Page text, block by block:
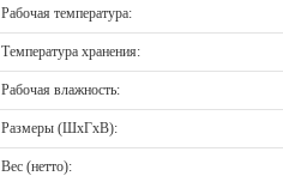
Рабочая температура:
Температура хранения:
Рабочая влажность:
Размеры (ШхГхВ):
Вес (нетто):